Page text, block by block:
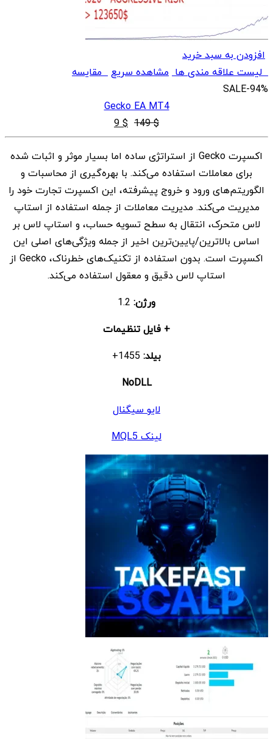
افزودن به سبد خرید
لیست علاقه مندی ها مشاهده سریعمقایسه
SALE-94%
Gecko EA MT4
$
149
قیمت
اصلی
$ 149
بود.
$
9 قیمت
فعلی
$ 9
است.
اکسپرت Gecko از استراتژی ساده اما بسیار موثر و اثبات شده
برای معاملات استفاده می‌کند. با بهره‌گیری از محاسبات و
الگوریتم‌های ورود و خروج پیشرفته، این اکسپرت تجارت خود را
مدیریت می‌کند. مدیریت معاملات از جمله استفاده از استاپ
لاس متحرک، انتقال به سطح تسویه حساب، و استاپ لاس بر
اساس بالاترین/پایین‌ترین اخیر از جمله ویژگی‌های اصلی این
اکسپرت است. بدون استفاده از تکنیک‌های خطرناک، Gecko از
استاپ لاس دقیق و معقول استفاده می‌کند.
ورژن:
+ فایل تنظیمات
بیلد:
NoDLL
لایو سیگنال
لینک MQL5